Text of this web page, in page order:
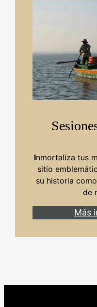
Inmortaliza tus
sitio
su historia
de
Más